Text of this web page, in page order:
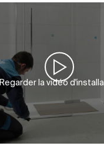
Regarder la vidéo